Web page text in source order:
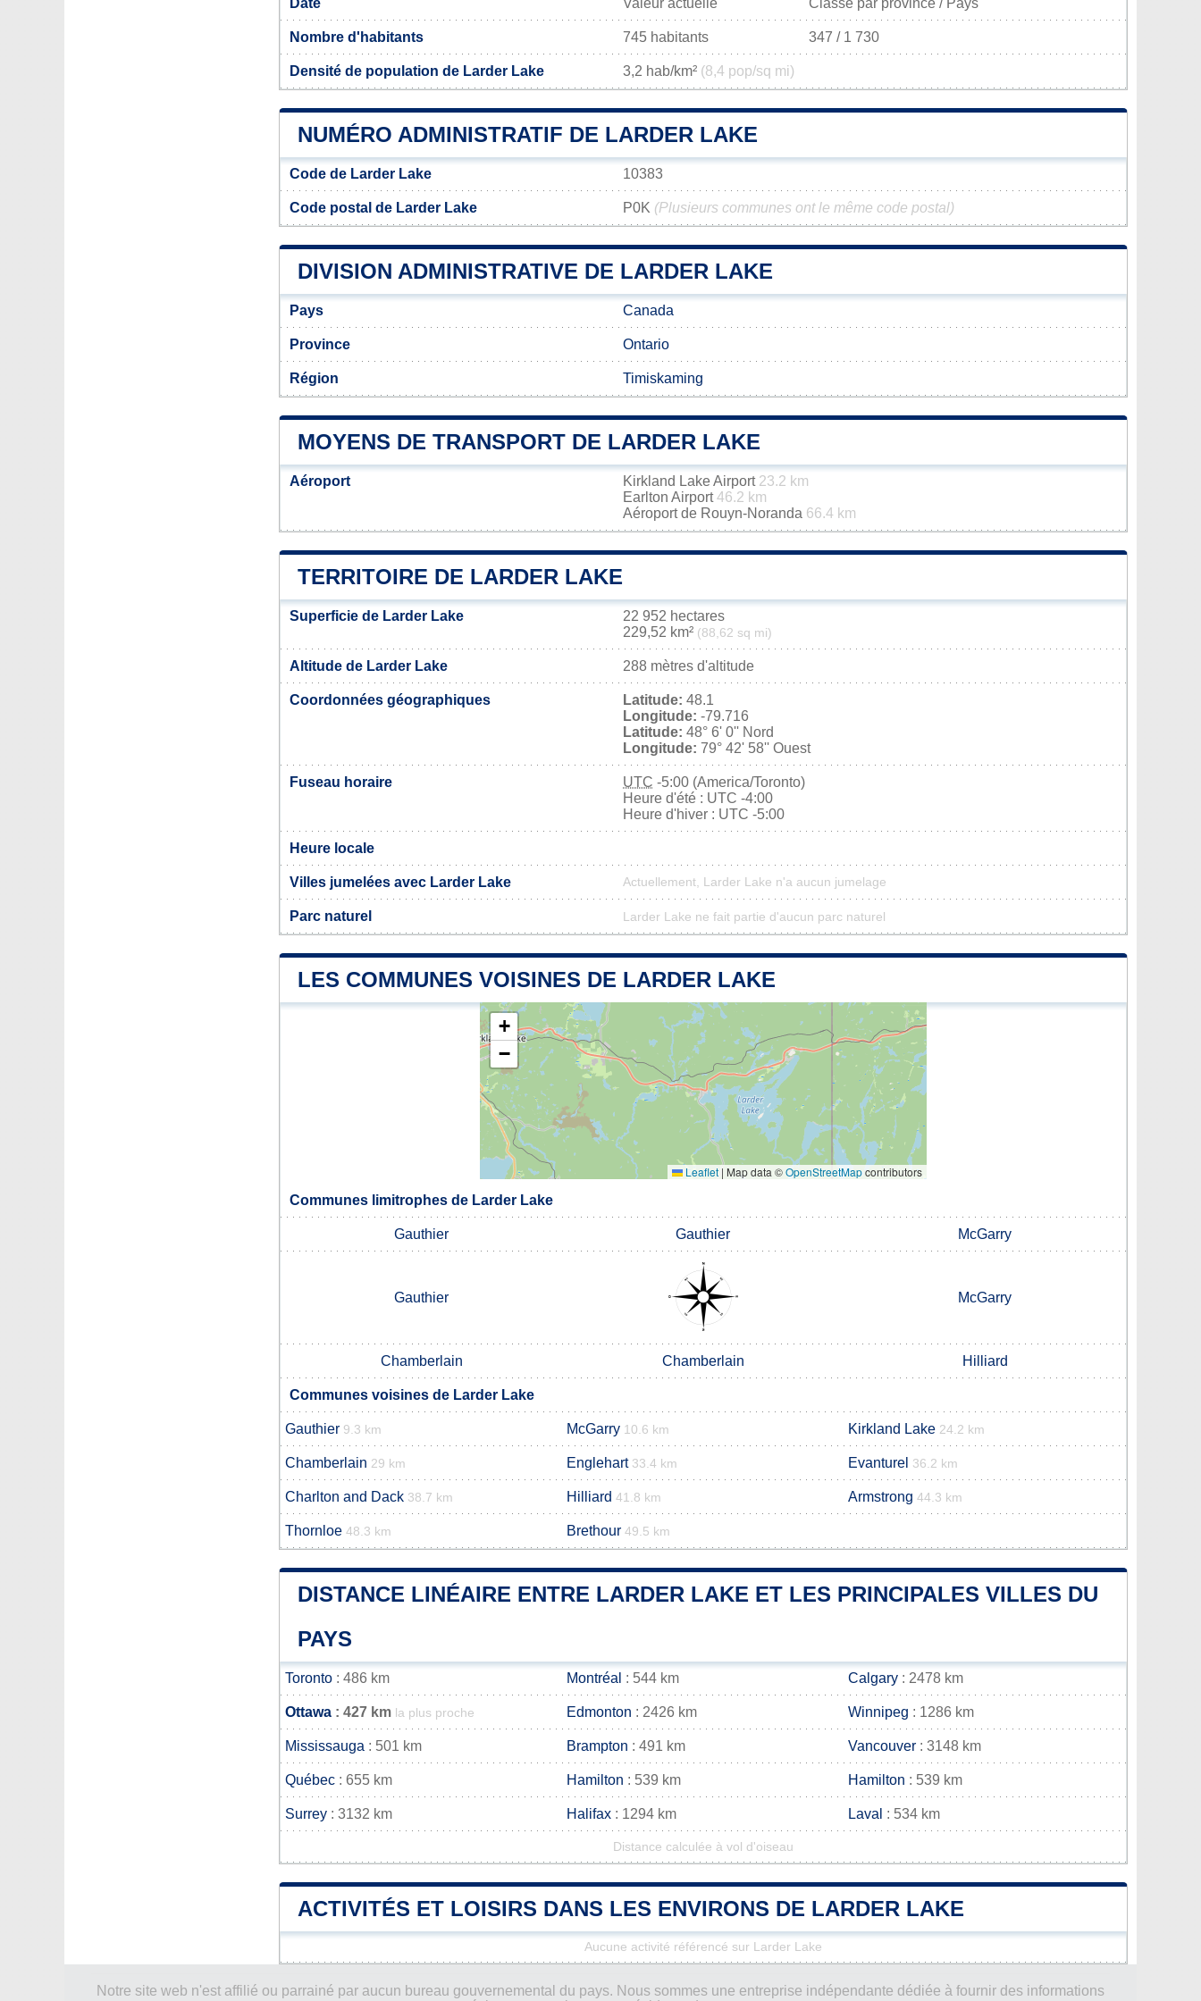
Date Valeur actuelle Classé par province / Pays
Nombre d'habitants 745 habitants 347 / 1 730
Densité de population de Larder Lake 3,2 hab/km² (8,4 pop/sq mi)
NUMÉRO ADMINISTRATIF DE LARDER LAKE
Code de Larder Lake 10383
Code postal de Larder Lake P0K (Plusieurs communes ont le même code postal)
DIVISION ADMINISTRATIVE DE LARDER LAKE
Pays Canada
Province Ontario
Région Timiskaming
MOYENS DE TRANSPORT DE LARDER LAKE
Aéroport Kirkland Lake Airport 23.2 km
Earlton Airport46.2 km
Aéroport de Rouyn-Noranda 66.4 km
TERRITOIRE DE LARDER LAKE
Superficie de Larder Lake
22 952 hectares
229,52 km² (88,62 sq mi)
Altitude de Larder Lake 288 mètres d'altitude
Coordonnées géographiques Latitude: 48.1
Longitude: -79.716
Latitude: 48° 6' 0'' Nord
Longitude: 79° 42' 58'' Ouest
Fuseau horaire UTC -5:00 (America/Toronto)
Heure d'été : UTC -4:00
Heure d'hiver : UTC -5:00
Heure locale
Villes jumelées avec Larder Lake Actuellement, Larder Lake n'a aucun jumelage
Parc naturel Larder Lake ne fait partie d'aucun parc naturel
LES COMMUNES VOISINES DE LARDER LAKE
+
−
Leaflet | Map data ©OpenStreetMapcontributors
Communes limitrophes de Larder Lake
Gauthier Gauthier McGarry
Gauthier McGarry
Chamberlain Chamberlain Hilliard
Communes voisines de Larder Lake
Gauthier 9.3 km McGarry 10.6 km Kirkland Lake 24.2 km
Chamberlain 29 km Englehart 33.4 km Evanturel 36.2 km
Charlton and Dack 38.7 km Hilliard 41.8 km Armstrong 44.3 km
Thornloe 48.3 km Brethour 49.5 km
DISTANCE LINÉAIRE ENTRE LARDER LAKE ET LES PRINCIPALES VILLES DU
PAYS
Toronto : 486 km Montréal : 544 km Calgary : 2478 km
Ottawa : 427 km la plus proche Edmonton : 2426 km Winnipeg : 1286 km
Mississauga : 501 km Brampton : 491 km Vancouver : 3148 km
Québec : 655 km Hamilton : 539 km Hamilton : 539 km
Surrey : 3132 km Halifax : 1294 km Laval : 534 km
Distance calculée à vol d'oiseau
ACTIVITÉS ET LOISIRS DANS LES ENVIRONS DE LARDER LAKE
Aucune activité référencé sur Larder Lake
Notre site web n'est affilié ou parrainé par aucun bureau gouvernemental du pays. Nous sommes une entreprise indépendante dédiée à fournir des informations